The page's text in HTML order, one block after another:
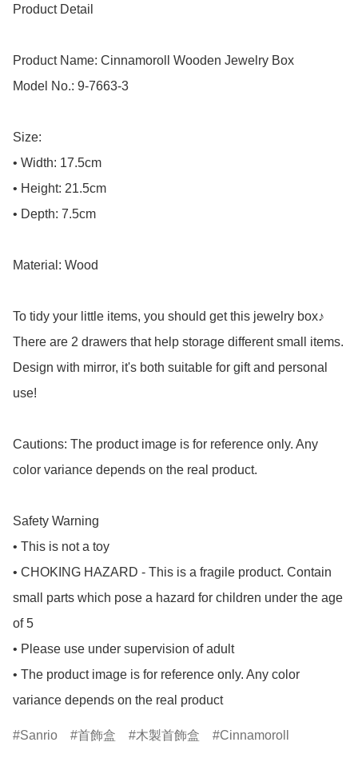
Product Detail
Product Name: Cinnamoroll Wooden Jewelry Box
Model No.: 9-7663-3
Size:
• Width: 17.5cm
• Height: 21.5cm
• Depth: 7.5cm
Material: Wood
To tidy your little items, you should get this jewelry box♪
There are 2 drawers that help storage different small items.
Design with mirror, it's both suitable for gift and personal
use!
Cautions: The product image is for reference only. Any
color variance depends on the real product.
Safety Warning
• This is not a toy
• CHOKING HAZARD - This is a fragile product. Contain
small parts which pose a hazard for children under the age
of 5
• Please use under supervision of adult
• The product image is for reference only. Any color
variance depends on the real product
Sanrio 首飾盒 木製首飾盒 Cinnamoroll